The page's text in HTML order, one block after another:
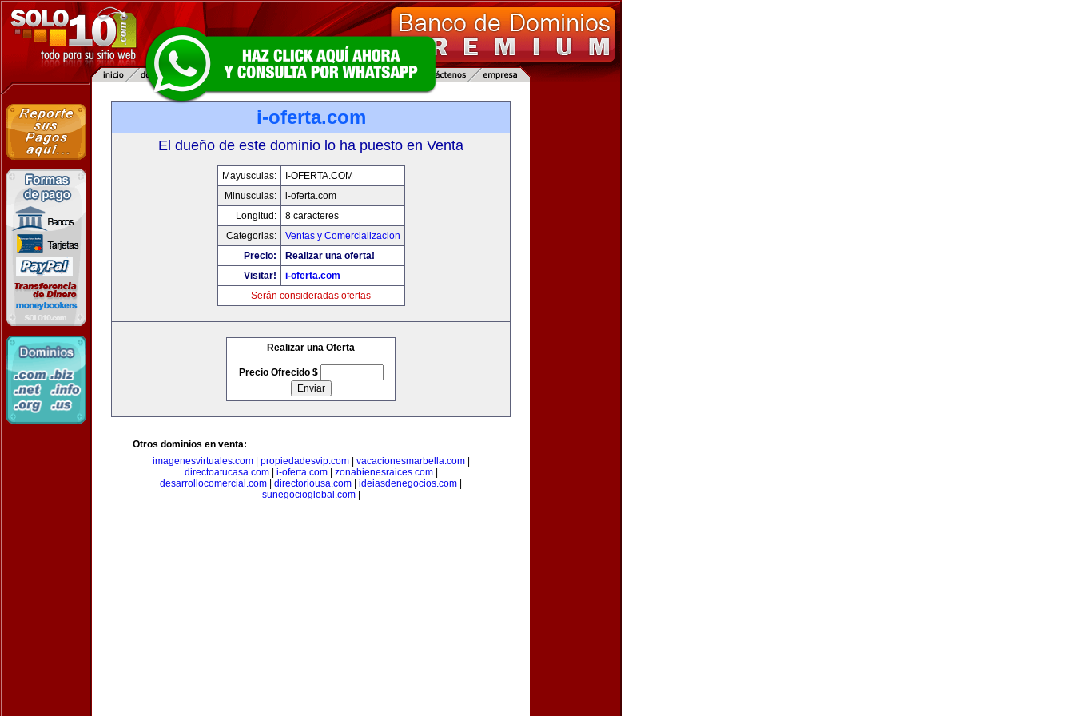
i-oferta.com
El dueño de este dominio lo ha puesto en Venta
Mayusculas:
I-OFERTA.COM
Minusculas:
i-oferta.com
Longitud:
8 caracteres
Categorias:
Ventas y Comercializacion
Precio:
Realizar una oferta!
Visitar!
i-oferta.com
Serán consideradas ofertas
Realizar una Oferta
Precio Ofrecido $
Otros dominios en venta:
imagenesvirtuales.com| propiedadesvip.com| vacacionesmarbella.com|
directoatucasa.com| i-oferta.com| zonabienesraices.com|
desarrollocomercial.com
directoriousa.com ideiasdenegocios.com
sunegocioglobal.com|